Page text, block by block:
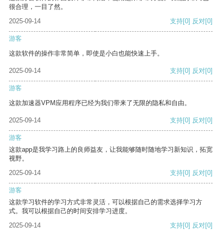
很合理，一目了然。
2025-09-14
支持[0] 反对[0]
游客
这款软件的操作非常简单，即使是小白也能快速上手。
2025-09-14 支持[0] 反对[0]
游客
这款加速器VPM应用程序已经为我们带来了无限的隐私和自由。
2025-09-14 支持[0] 反对[0]
游客
这款app是我学习路上的良师益友，让我能够随时随地学习新知识，拓宽
视野。
2025-09-14
支持[0] 反对[0]
游客
这款学习软件的学习方式非常灵活，可以根据自己的需求选择学习方
式。我可以根据自己的时间安排学习进度。
2025-09-14
支持[0] 反对[0]